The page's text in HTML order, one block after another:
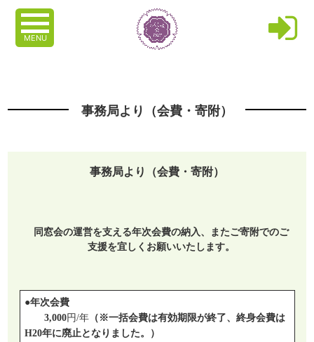
MENU
事務局より（会費・寄附）
事務局より（会費・寄附）
同窓会の運営を支える年次会費の納入、またご寄附でのご
支援を宜しくお願いいたします。
●年次会費
3,000円/年（※一括会費は有効期限が終了、終身会費は
H20年に廃止となりました。）